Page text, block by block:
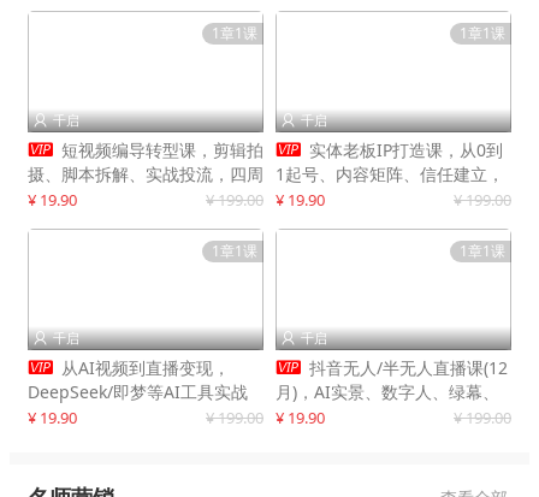
1章1课
 千启
 短视频编导转型课，剪辑拍
摄、脚本拆解、实战投流，四周
系统教学，快速入行月入2w+
¥ 19.90 ¥ 199.00
1章1课
 千启
 实体老板IP打造课，从0到
1起号、内容矩阵、信任建立，
打造门店IP，稳定获客增收
¥ 19.90 ¥ 199.00
1章1课
 千启
 从AI视频到直播变现，
DeepSeek/即梦等AI工具实战
教学，生产爆款视频，打造高流
¥ 19.90 ¥ 199.00
1章1课
 千启
 抖音无人/半无人直播课(12
月)，AI实景、数字人、绿幕、
多种玩法、24小时自动盈利
¥ 19.90 ¥ 199.00